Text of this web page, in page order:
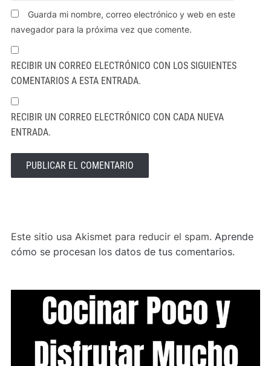
Guarda mi nombre, correo electrónico y web en este
navegador para la próxima vez que comente.
RECIBIR UN CORREO ELECTRÓNICO CON LOS SIGUIENTES
COMENTARIOS A ESTA ENTRADA.
RECIBIR UN CORREO ELECTRÓNICO CON CADA NUEVA
ENTRADA.
Este sitio usa Akismet para reducir el spam. Aprende
cómo se procesan los datos de tus comentarios.